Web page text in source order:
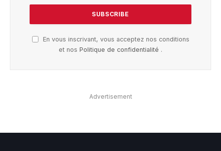
En vous inscrivant, vous acceptez nos conditions
et nos Politique de confidentialité .
Advertisement